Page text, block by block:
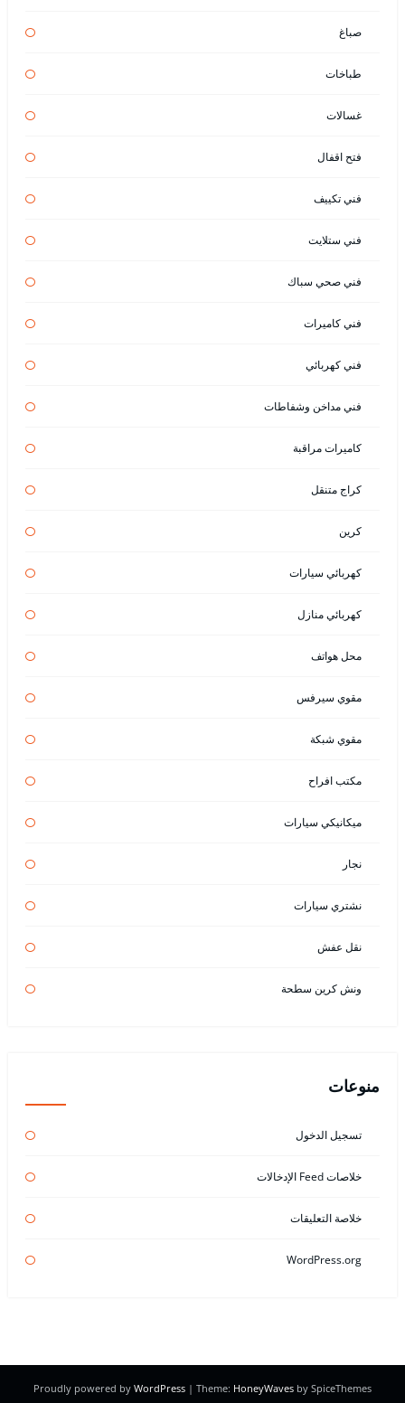
صباغ
طباخات
غسالات
فتح اقفال
فني تكييف
فني ستلايت
فني صحي سباك
فني كاميرات
فني كهربائي
فني مداخن وشفاطات
كاميرات مراقبة
كراج متنقل
كرين
كهربائي سيارات
كهربائي منازل
محل هواتف
مقوي سيرفس
مقوي شبكة
مكتب افراح
ميكانيكي سيارات
نجار
نشتري سيارات
نقل عفش
ونش كرين سطحة
منوعات
تسجيل الدخول
خلاصات Feed الإدخالات
خلاصة التعليقات
WordPress.org
Proudly powered by WordPress | Theme: HoneyWaves by SpiceThemes